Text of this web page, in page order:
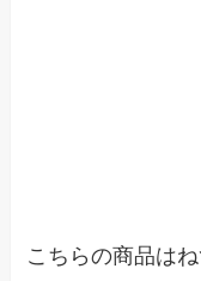
こちらの商品は